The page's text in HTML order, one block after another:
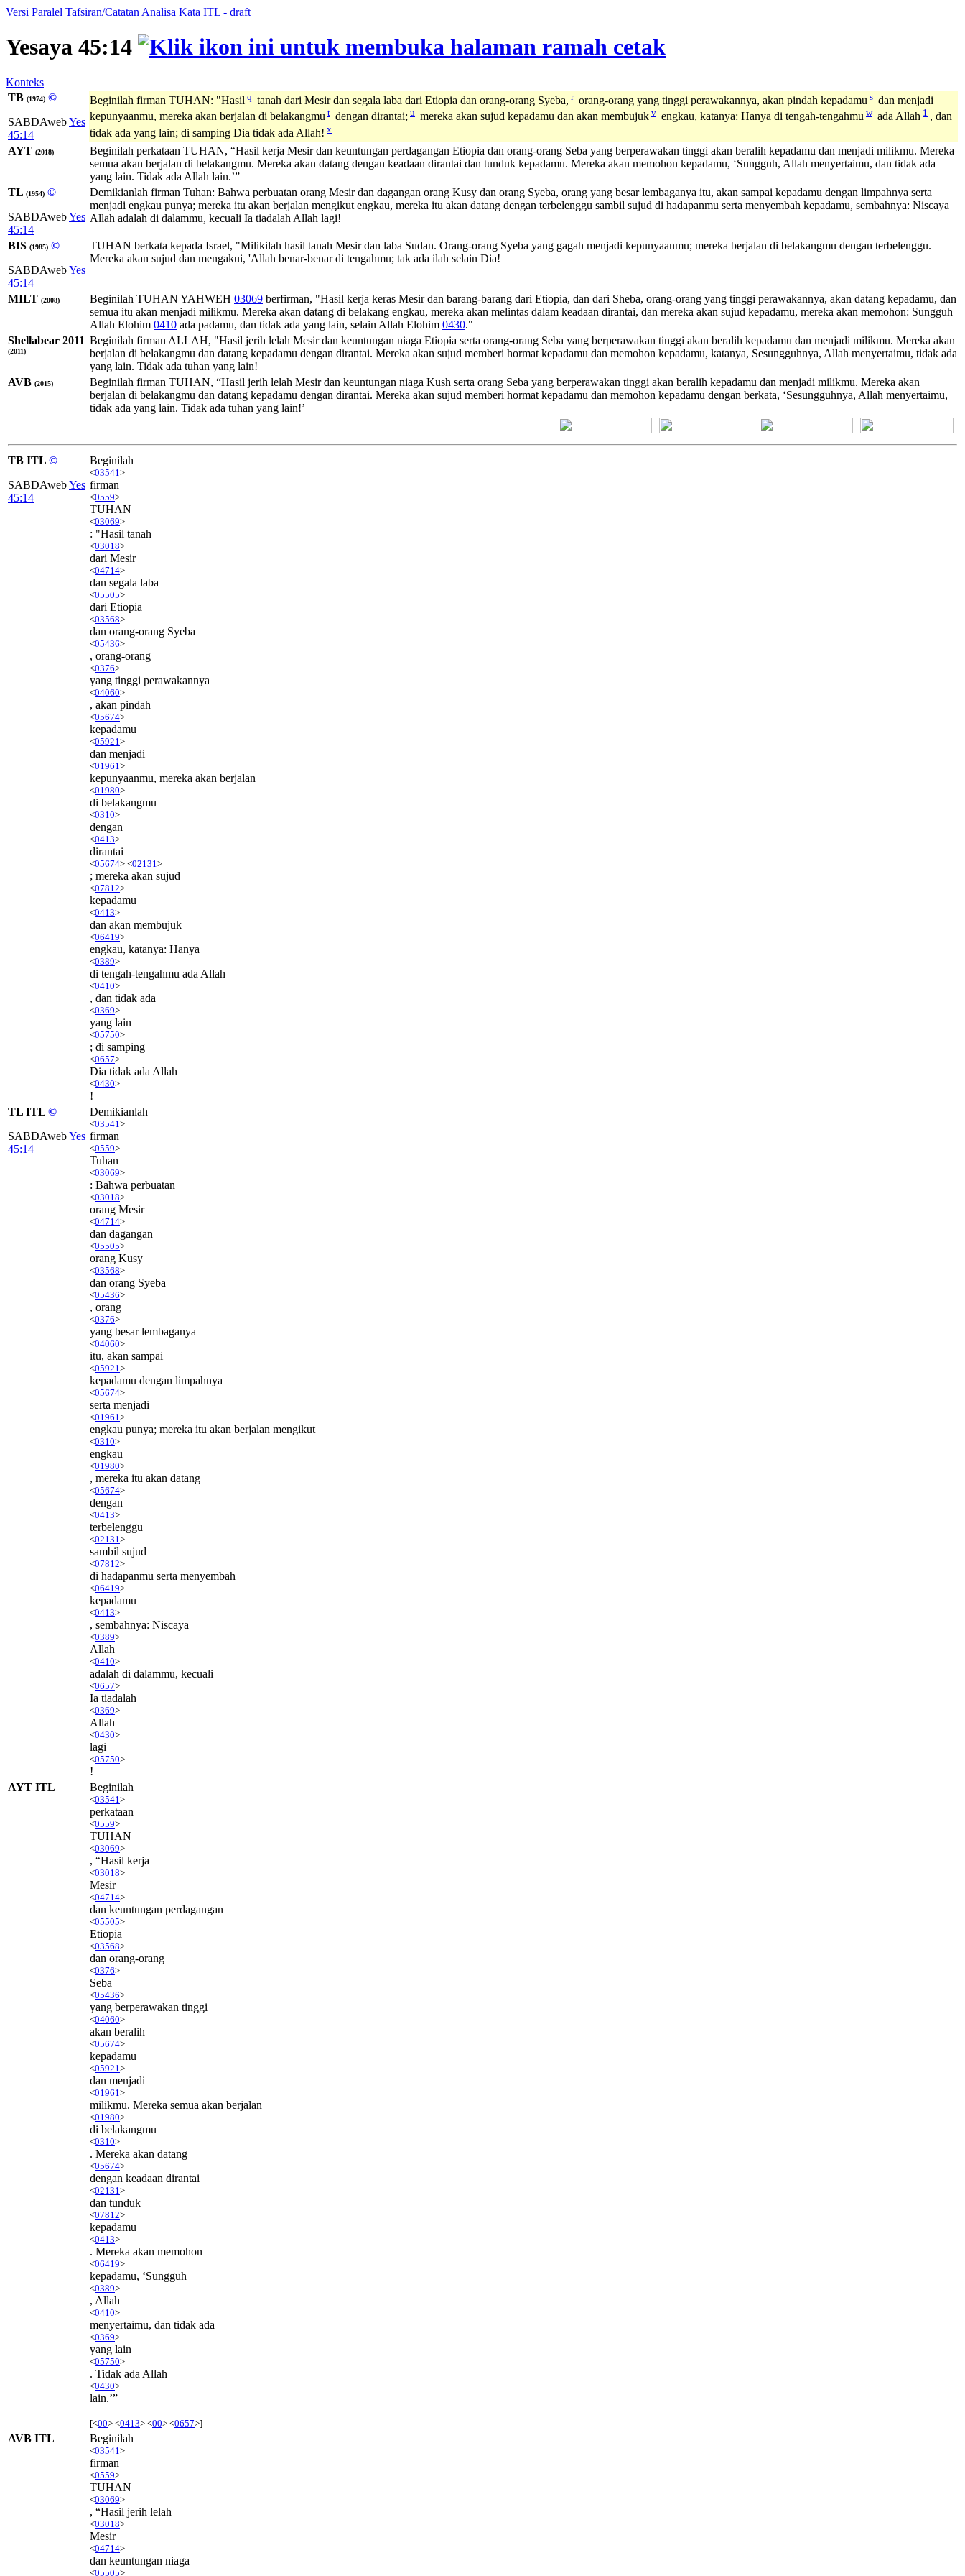
Versi Paralel Tafsiran/Catatan Analisa Kata ITL - draft
Yesaya 45:14
Konteks
TB (1974) ©
SABDAwebYes
45:14
Beginilah firman TUHAN: "Hasil q tanah dari Mesir dan segala laba dari Etiopia dan orang-orang Syeba, r orang-orang yang tinggi perawakannya, akan pindah kepadamu s dan menjadi
kepunyaanmu, mereka akan berjalan di belakangmu t dengan dirantai; u mereka akan sujud kepadamu dan akan membujuk v engkau, katanya: Hanya di tengah-tengahmu w ada Allah 1 , dan
tidak ada yang lain; di samping Dia tidak ada Allah! x
AYT (2018)
Beginilah perkataan TUHAN, “Hasil kerja Mesir dan keuntungan perdagangan Etiopia dan orang-orang Seba yang berperawakan tinggi akan beralih kepadamu dan menjadi milikmu. Mereka
semua akan berjalan di belakangmu. Mereka akan datang dengan keadaan dirantai dan tunduk kepadamu. Mereka akan memohon kepadamu, ‘Sungguh, Allah menyertaimu, dan tidak ada
yang lain. Tidak ada Allah lain.’”
TL (1954) ©
SABDAwebYes
45:14
Demikianlah firman Tuhan: Bahwa perbuatan orang Mesir dan dagangan orang Kusy dan orang Syeba, orang yang besar lembaganya itu, akan sampai kepadamu dengan limpahnya serta
menjadi engkau punya; mereka itu akan berjalan mengikut engkau, mereka itu akan datang dengan terbelenggu sambil sujud di hadapanmu serta menyembah kepadamu, sembahnya: Niscaya
Allah adalah di dalammu, kecuali Ia tiadalah Allah lagi!
BIS (1985) ©
SABDAwebYes
45:14
TUHAN berkata kepada Israel, "Milikilah hasil tanah Mesir dan laba Sudan. Orang-orang Syeba yang gagah menjadi kepunyaanmu; mereka berjalan di belakangmu dengan terbelenggu.
Mereka akan sujud dan mengakui, 'Allah benar-benar di tengahmu; tak ada ilah selain Dia!
MILT (2008) Beginilah TUHAN YAHWEH 03069 berfirman, "Hasil kerja keras Mesir dan barang-barang dari Etiopia, dan dari Sheba, orang-orang yang tinggi perawakannya, akan datang kepadamu, dan
semua itu akan menjadi milikmu. Mereka akan datang di belakang engkau, mereka akan melintas dalam keadaan dirantai, dan mereka akan sujud kepadamu, mereka akan memohon: Sungguh
Allah Elohim 0410 ada padamu, dan tidak ada yang lain, selain Allah Elohim 0430."
Shellabear 2011
(2011)
Beginilah firman ALLAH, "Hasil jerih lelah Mesir dan keuntungan niaga Etiopia serta orang-orang Seba yang berperawakan tinggi akan beralih kepadamu dan menjadi milikmu. Mereka akan
berjalan di belakangmu dan datang kepadamu dengan dirantai. Mereka akan sujud memberi hormat kepadamu dan memohon kepadamu, katanya, Sesungguhnya, Allah menyertaimu, tidak ada
yang lain. Tidak ada tuhan yang lain!
AVB (2015)
Beginilah firman TUHAN, “Hasil jerih lelah Mesir dan keuntungan niaga Kush serta orang Seba yang berperawakan tinggi akan beralih kepadamu dan menjadi milikmu. Mereka akan
berjalan di belakangmu dan datang kepadamu dengan dirantai. Mereka akan sujud memberi hormat kepadamu dan memohon kepadamu dengan berkata, ‘Sesungguhnya, Allah menyertaimu,
tidak ada yang lain. Tidak ada tuhan yang lain!’
TB ITL ©
SABDAwebYes
45:14
Beginilah
<03541 >
firman
<0559>
TUHAN
<03069>
: "Hasil tanah
<03018>
dari Mesir
<04714>
dan segala laba
<05505>
dari Etiopia
<03568>
dan orang-orang Syeba
<05436>
, orang-orang
<0376>
yang tinggi perawakannya
<04060>
, akan pindah
<05674>
kepadamu
<05921 >
dan menjadi
<01961 >
kepunyaanmu, mereka akan berjalan
<01980>
di belakangmu
<0310>
dengan
<0413>
dirantai
<05674> <02131 >
; mereka akan sujud
<07812>
kepadamu
<0413>
dan akan membujuk
<06419>
engkau, katanya: Hanya
<0389>
di tengah-tengahmu ada Allah
<0410>
, dan tidak ada
<0369>
yang lain
<05750>
; di samping
<0657>
Dia tidak ada Allah
<0430>
!
TL ITL ©
SABDAwebYes
45:14
Demikianlah
<03541 >
firman
<0559>
Tuhan
<03069>
: Bahwa perbuatan
<03018>
orang Mesir
<04714>
dan dagangan
<05505>
orang Kusy
<03568>
dan orang Syeba
<05436>
, orang
<0376>
yang besar lembaganya
<04060>
itu, akan sampai
<05921 >
kepadamu dengan limpahnya
<05674>
serta menjadi
<01961 >
engkau punya; mereka itu akan berjalan mengikut
<0310>
engkau
<01980>
, mereka itu akan datang
<05674>
dengan
<0413>
terbelenggu
<02131 >
sambil sujud
<07812>
di hadapanmu serta menyembah
<06419>
kepadamu
<0413>
, sembahnya: Niscaya
<0389>
Allah
<0410>
adalah di dalammu, kecuali
<0657>
Ia tiadalah
<0369>
Allah
<0430>
lagi
<05750>
!
AYT ITL
Beginilah
<03541 >
perkataan
<0559>
TUHAN
<03069>
, “Hasil kerja
<03018>
Mesir
<04714>
dan keuntungan perdagangan
<05505>
Etiopia
<03568>
dan orang-orang
<0376>
Seba
<05436>
yang berperawakan tinggi
<04060>
akan beralih
<05674>
kepadamu
<05921 >
dan menjadi
<01961 >
milikmu. Mereka semua akan berjalan
<01980>
di belakangmu
<0310>
. Mereka akan datang
<05674>
dengan keadaan dirantai
<02131 >
dan tunduk
<07812>
kepadamu
<0413>
. Mereka akan memohon
<06419>
kepadamu, ‘Sungguh
<0389>
, Allah
<0410>
menyertaimu, dan tidak ada
<0369>
yang lain
<05750>
. Tidak ada Allah
<0430>
lain.’”
[<00> <0413> <00> <0657>]
AVB ITL Beginilah
<03541 >
firman
<0559>
TUHAN
<03069>
, “Hasil jerih lelah
<03018>
Mesir
<04714>
dan keuntungan niaga
<05505>